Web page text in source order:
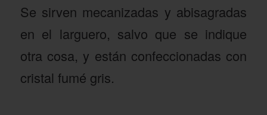
Se sirven mecanizadas y abisagradas
en el larguero, salvo que se indique
otra cosa, y están confeccionadas con
cristal fumé gris.